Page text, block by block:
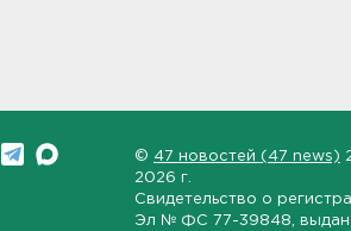
© 47 новостей (47 news)
2026 г.
Свидетельство о
Эл № ФС 77-39848 ,